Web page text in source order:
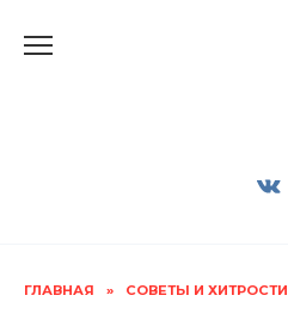
ГЛАВНАЯ » СОВЕТЫ И ХИТРОСТИ